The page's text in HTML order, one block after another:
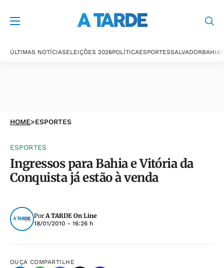
ÚLTIMAS NOTÍCIASELEIÇÕES 2026POLÍTICAESPORTESSALVADORBAHIA
HOME>ESPORTES
ESPORTES
Ingressos para Bahia e Vitória da
Conquista já estão à venda
PorA TARDE On Line
18/01/2010 - 16:26 h
OUÇA COMPARTILHE